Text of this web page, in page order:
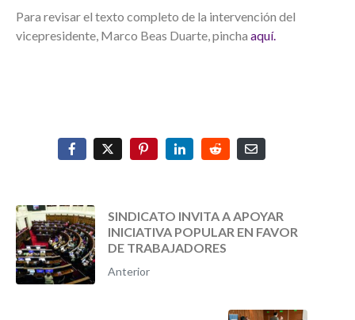
Para revisar el texto completo de la intervención del
vicepresidente, Marco Beas Duarte, pincha aquí.
SINDICATO INVITA A APOYAR
INICIATIVA POPULAR EN FAVOR
DE TRABAJADORES
Anterior